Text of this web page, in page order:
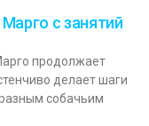
с занятий
продолжает
делает шаги
собачьим